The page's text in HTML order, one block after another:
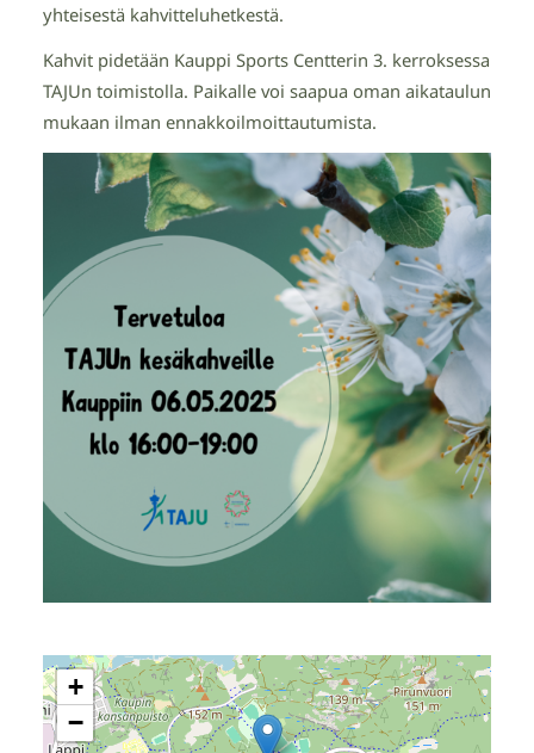
yhteisestä kahvitteluhetkestä.
Kahvit pidetään Kauppi Sports Centterin 3. kerroksessa
TAJUn toimistolla. Paikalle voi saapua oman aikataulun
mukaan ilman ennakkoilmoittautumista.
+
−